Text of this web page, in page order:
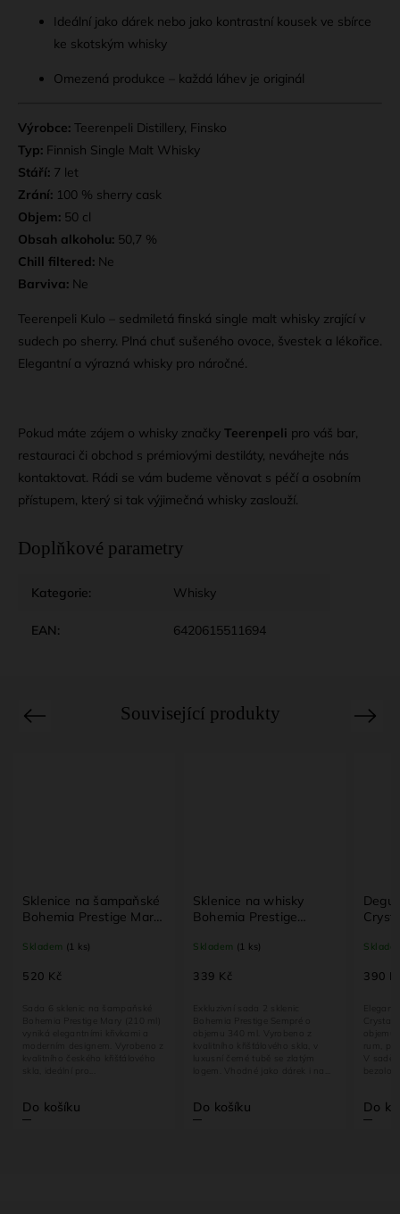
Ideální jako dárek nebo jako kontrastní kousek ve sbírce
ke skotským whisky
Omezená produkce – každá láhev je originál
Výrobce: Teerenpeli Distillery, Finsko
Typ: Finnish Single Malt Whisky
Stáří: 7 let
Zrání: 100 % sherry cask
Objem: 50 cl
Obsah alkoholu: 50,7 %
Chill filtered: Ne
Barviva: Ne
Teerenpeli Kulo – sedmiletá finská single malt whisky zrající v
sudech po sherry. Plná chuť sušeného ovoce, švestek a lékořice.
Elegantní a výrazná whisky pro náročné.
Pokud máte zájem o whisky značky Teerenpeli pro váš bar,
restauraci či obchod s prémiovými destiláty, neváhejte nás
kontaktovat. Rádi se vám budeme věnovat s péčí a osobním
přístupem, který si tak výjimečná whisky zaslouží.
Doplňkové parametry
Kategorie: Whisky
EAN: 6420615511694
Související produkty
Previous
Mary
a
Sklenice na whisky
Bohemia Prestige
Exkluzivní sada 2 sklenic
Bohemia Prestige Sempré o
objemu 340 ml. Vyrobeno z
kvalitního křišťálového skla, v
luxusní černé tubě se zlatým
logem. Vhodné jako dárek i na...
Degustační sklenice
Crystal Bohemia Colibri
Elegantní degustační sklenice
objemu 85 ml jsou ideální na
rum, pálenku, likéry nebo
V sadě 6 kusů, vyrobeny z
bezolovnatého českého křišťálu
Next